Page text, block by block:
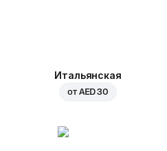
Итальянская
от AED 30